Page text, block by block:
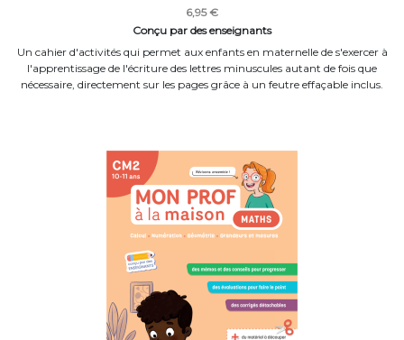
6,95 €
Conçu par des enseignants
Un cahier d'activités qui permet aux enfants en maternelle de s'exercer à
l'apprentissage de l'écriture des lettres minuscules autant de fois que
nécessaire, directement sur les pages grâce à un feutre effaçable inclus.